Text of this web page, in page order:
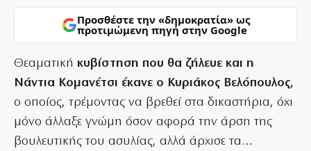
Προσθέστε την «δημοκρατία» ως
προτιμώμενη πηγή στην Google
Θεαματική κυβίστηση που θα ζήλευε και η
Νάντια Κομανέτσι έκανε ο Κυριάκος Βελόπουλος,
ο οποίος, τρέμοντας να βρεθεί στα δικαστήρια, όχι
μόνο άλλαξε γνώμη όσον αφορά την άρση της
βουλευτικής του ασυλίας, αλλά άρχισε τα…